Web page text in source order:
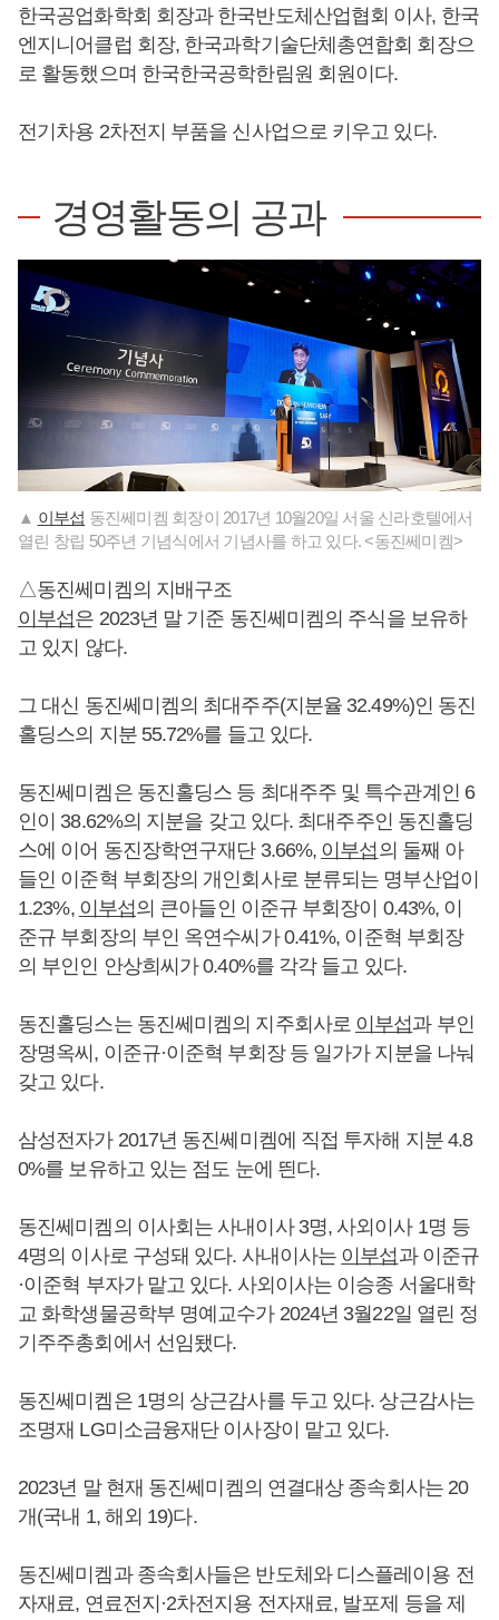
한국공업화학회 회장과 한국반도체산업협회 이사, 한국
엔지니어클럽 회장, 한국과학기술단체총연합회 회장으
로 활동했으며 한국한국공학한림원 회원이다.
전기차용 2차전지 부품을 신사업으로 키우고 있다.
경영활동의 공과
▲ 이부섭 동진쎄미켐 회장이 2017년 10월20일 서울 신라호텔에서
열린 창립 50주년 기념식에서 기념사를 하고 있다. <동진쎄미켐>
△동진쎄미켐의 지배구조
이부섭은 2023년 말 기준 동진쎄미켐의 주식을 보유하
고 있지 않다.
그 대신 동진쎄미켐의 최대주주(지분율 32.49%)인 동진
홀딩스의 지분 55.72%를 들고 있다.
동진쎄미켐은 동진홀딩스 등 최대주주 및 특수관계인 6
인이 38.62%의 지분을 갖고 있다. 최대주주인 동진홀딩
스에 이어 동진장학연구재단 3.66%, 이부섭 의 둘째 아
들인 이준혁 부회장의 개인회사로 분류되는 명부산업이
1.23%, 이부섭의 큰아들인 이준규 부회장이 0.43%, 이
준규 부회장의 부인 옥연수씨가 0.41%, 이준혁 부회장
의 부인인 안상희씨가 0.40%를 각각 들고 있다.
동진홀딩스는 동진쎄미켐의 지주회사로 이부섭과 부인
장명옥씨, 이준규·이준혁 부회장 등 일가가 지분을 나눠
갖고 있다.
삼성전자가 2017년 동진쎄미켐에 직접 투자해 지분 4.8
0%를 보유하고 있는 점도 눈에 띈다.
동진쎄미켐의 이사회는 사내이사 3명, 사외이사 1명 등
4명의 이사로 구성돼 있다. 사내이사는 이부섭 과 이준규
·이준혁 부자가 맡고 있다. 사외이사는 이승종 서울대학
교 화학생물공학부 명예교수가 2024년 3월22일 열린 정
기주주총회에서 선임됐다.
동진쎄미켐은 1명의 상근감사를 두고 있다. 상근감사는
조명재 LG미소금융재단 이사장이 맡고 있다.
2023년 말 현재 동진쎄미켐의 연결대상 종속회사는 20
개(국내 1, 해외 19)다.
동진쎄미켐과 종속회사들은 반도체와 디스플레이용 전
자재료, 연료전지·2차전지용 전자재료, 발포제 등을 제